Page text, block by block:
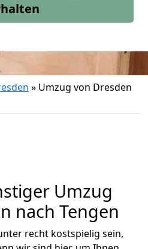
» Umzug von Dresden
Umzug
nach Tengen
recht kostspielig sein,